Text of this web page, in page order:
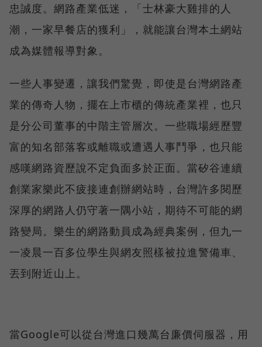
忠誠度。網路產業低迷，「士林豪大雞排的人
潮，一家早餐店的獲利」，就能讓台灣本土網站
成為媒體報導對象。
一些人事變遷，讓我們驚覺，即使是台灣網路產
業的傳奇人物，擺在上市櫃的傳統產業裡，也只
是分公司董事的中階主管層次。一些職場經歷豐
富的知名部落客或離職或遭遇人事鬥爭，也只能
感嘆網路資歷說不定負面多於正面。當矽谷連續
創業家樂此不疲接連創辦網站時，台灣許多閱歷
深厚的網路人仍守著一隅小站，期待不可能的網
路變局。樂生的網路動員成為經典案例，但九一
一凌晨一百多位學生與網友照樣被拉進警備車、
丟到附近山上。
當Google可以從台灣進口幾萬台廉價伺服器，用